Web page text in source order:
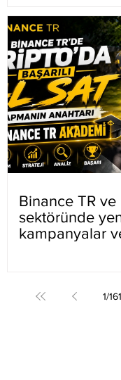
Binance TR ve
sektöründe
kampanyalar
1/161